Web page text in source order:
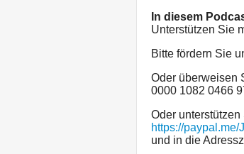
In diesem
Unterstützen Sie
Bitte fördern Sie
Oder überweisen
0000 1082 0466
Oder
https://
und in die